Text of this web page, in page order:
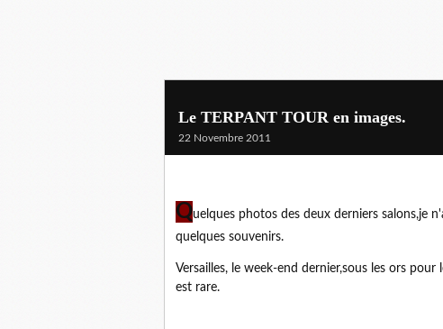
Le TERPANT TOUR en images.
22 Novembre 2011
Quelques photos des deux derniers salons,je
quelques souvenirs.
Versailles, le week-end dernier,sous les ors
est rare.